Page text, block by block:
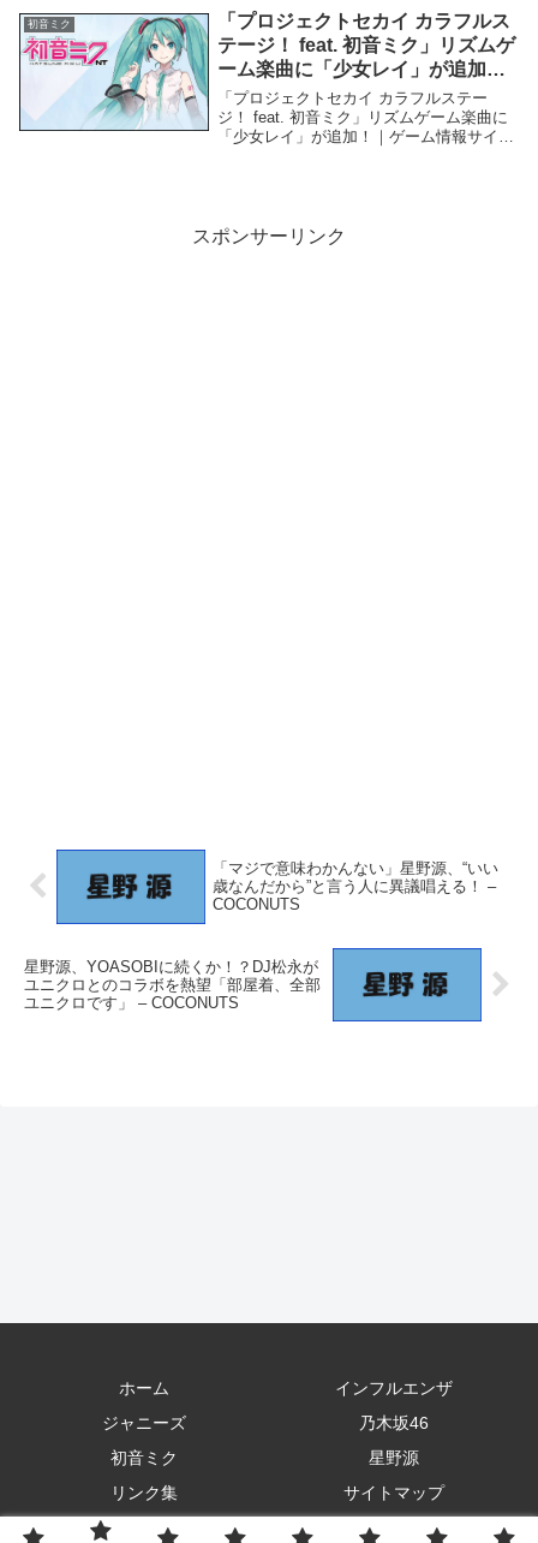
ス 初音ミクがアウトドアをお助け！ 新...
初音ミク
「プロジェクトセカイ カラフルス
テージ！ feat. 初音ミク」リズムゲ
ーム楽曲に「少女レイ」が追加！
｜ゲーム情報サイト Gamer –
Gamer
「プロジェクトセカイ カラフルステー
ジ！ feat. 初音ミク」リズムゲーム楽曲に
「少女レイ」が追加！｜ゲーム情報サイト
スポンサーリンク
「マジで意味わかんない」星野源、“いい
歳なんだから”と言う人に異議唱える！ –
COCONUTS
星野源、YOASOBIに続くか！？DJ松永が
ユニクロとのコラボを熱望「部屋着、全部
ユニクロです」 – COCONUTS
ホーム
インフルエンザ
ジャニーズ
乃木坂46
初音ミク
星野源
リンク集
サイトマップ
Copyright © 2021 いづみのここだけのお話 All Rights Reserved.